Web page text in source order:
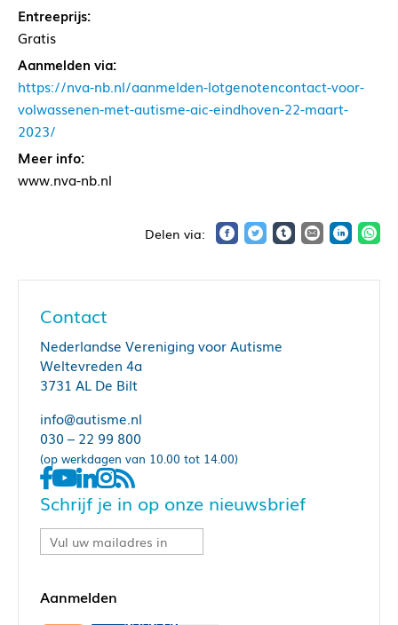
Entreeprijs:
Gratis
Aanmelden via:
https://nva-nb.nl/aanmelden-lotgenotencontact-voor-
volwassenen-met-autisme-aic-eindhoven-22-maart-
2023/
Meer info:
www.nva-nb.nl
Contact
Nederlandse Vereniging voor Autisme
Weltevreden 4a
3731 AL De Bilt
info@autisme.nl
030 – 22 99 800
(op werkdagen van 10.00 tot 14.00)
Schrijf je in op onze nieuwsbrief